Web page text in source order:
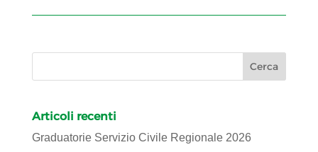
Articoli recenti
Graduatorie Servizio Civile Regionale 2026